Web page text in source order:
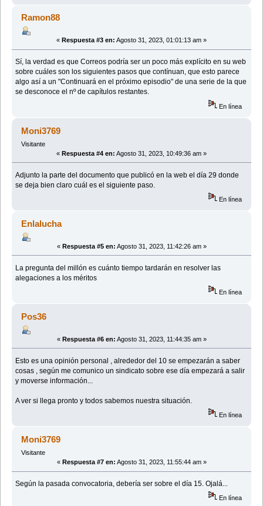
Ramon88
« Respuesta #3 en: Agosto 31, 2023, 01:01:13 am »
Sí, la verdad es que Correos podría ser un poco más explícito en su web
sobre cuáles son los siguientes pasos que contínuan, que esto parece
algo así a un "Continuará en el próximo episodio" de una serie de la que
se desconoce el nº de capítulos restantes.
En línea
Moni3769
Visitante
« Respuesta #4 en: Agosto 31, 2023, 10:49:36 am »
Adjunto la parte del documento que publicó en la web el día 29 donde
se deja bien claro cuál es el siguiente paso.
En línea
Enlalucha
« Respuesta #5 en: Agosto 31, 2023, 11:42:26 am »
La pregunta del millón es cuánto tiempo tardarán en resolver las
alegaciones a los méritos
En línea
Pos36
« Respuesta #6 en: Agosto 31, 2023, 11:44:35 am »
Esto es una opinión personal , alrededor del 10 se empezarán a saber
cosas , según me comunico un sindicato sobre ese día empezará a salir
y moverse información...
A ver si llega pronto y todos sabemos nuestra situación.
En línea
Moni3769
Visitante
« Respuesta #7 en: Agosto 31, 2023, 11:55:44 am »
Según la pasada convocatoria, debería ser sobre el día 15. Ojalá...
En línea